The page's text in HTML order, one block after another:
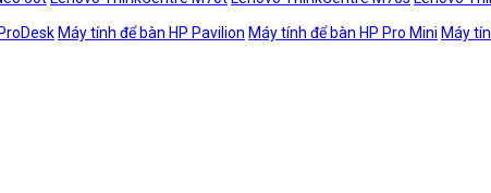
Máy tính để bàn HP Pavilion Máy tính để bàn HP Pro Mini Máy